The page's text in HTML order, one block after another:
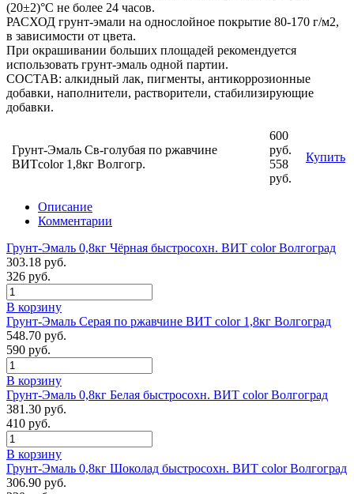
(20±2)°С не более 24 часов.
РАСХОД грунт-эмали на однослойное покрытие 80-170 г/м2,
в зависимости от цвета.
При окрашивании больших площадей рекомендуется
использовать грунт-эмаль одной партии.
СОСТАВ: алкидный лак, пигменты, антикоррозионные
добавки, наполнители, растворители, стабилизирующие
добавки.
Грунт-Эмаль Св-голубая по ржавчине
ВИТcolor 1,8кг Волгогр.
600
руб.
558
руб.
Купить
Описание
Комментарии
Грунт-Эмаль 0,8кг Чёрная быстросохн. ВИТ color Волгоград
303.18 руб.
326 руб.
В корзину
Грунт-Эмаль Серая по ржавчине ВИТ color 1,8кг Волгоград
548.70 руб.
590 руб.
В корзину
Грунт-Эмаль 0,8кг Белая быстросохн. ВИТ color Волгоград
381.30 руб.
410 руб.
В корзину
Грунт-Эмаль 0,8кг Шоколад быстросохн. ВИТ color Волгоград
306.90 руб.